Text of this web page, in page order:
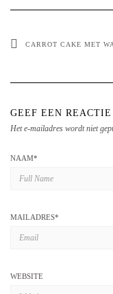
CARROT CAKE MET
GEEF EEN REACTIE
Het e-mailadres wordt niet
NAAM*
MAILADRES*
WEBSITE